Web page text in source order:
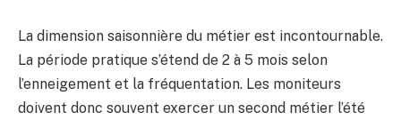
La dimension saisonnière du métier est incontournable.
La période pratique s’étend de 2 à 5 mois selon
l’enneigement et la fréquentation. Les moniteurs
doivent donc souvent exercer un second métier l’été